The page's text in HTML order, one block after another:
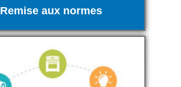
Remise aux normes